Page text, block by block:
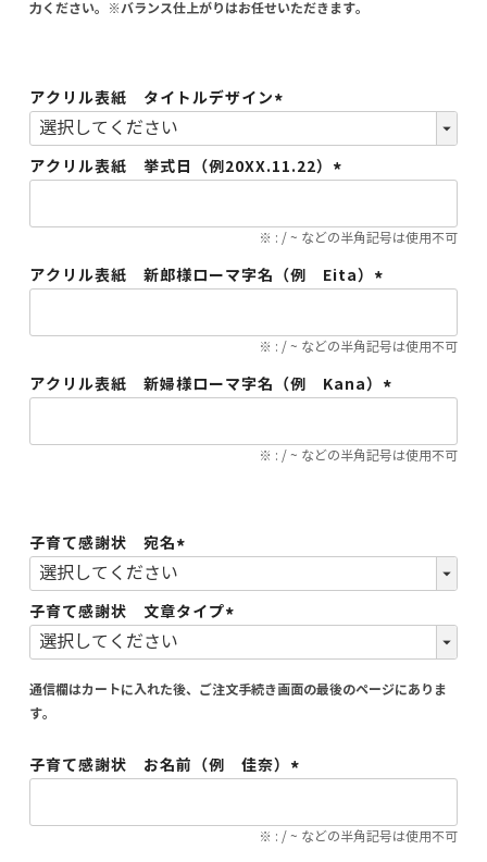
力ください。※バランス仕上がりはお任せいただきます。
アクリル表紙 タイトルデザイン
アクリル表紙 挙式日（例20XX.11.22）
須)
※ : / ~ などの半角記号は使用不可
アクリル表紙 新郎様ローマ字名（例 Eita）
須)
※ : / ~ などの半角記号は使用不可
アクリル表紙 新婦様ローマ字名（例 Kana）
須)
※ : / ~ などの半角記号は使用不可
子育て感謝状 宛名
(必
須)
子育て感謝状 文章タイプ
通信欄はカートに入れた後、ご注文手続き画面の最後のページにありま
す。
子育て感謝状 お名前（例 佳奈）
須)
※ : / ~ などの半角記号は使用不可